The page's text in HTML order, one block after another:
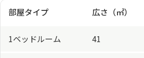
部屋タイプ 広さ（㎡）
1ベッドルーム 41